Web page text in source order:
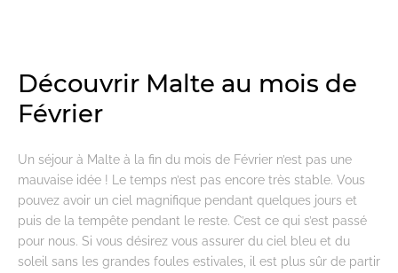
Découvrir Malte au mois de
Février
Un séjour à Malte à la fin du mois de Février n’est pas une
mauvaise idée ! Le temps n’est pas encore très stable. Vous
pouvez avoir un ciel magnifique pendant quelques jours et
puis de la tempête pendant le reste. C’est ce qui s’est passé
pour nous. Si vous désirez vous assurer du ciel bleu et du
soleil sans les grandes foules estivales, il est plus sûr de partir